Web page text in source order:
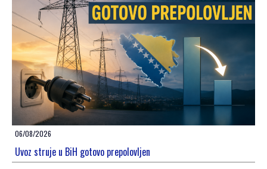
06/08/2026
Uvoz struje u BiH gotovo prepolovljen